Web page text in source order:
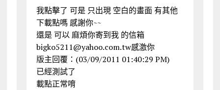
我點擊了 可是 只出現 空白的畫面 有其他
下載點嗎 感謝你~~
還是 可以 麻煩你寄到我 的信箱
bigko5211@yahoo.com.tw感激你
版主回覆：(03/09/2011 01:40:29 PM)
已經測試了
載點正常唷